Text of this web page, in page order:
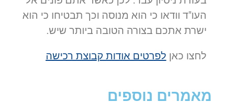
העו"ד וודאו כי הוא מנוסה וכך תבטיחו כי הוא
ישרת אתכם בצורה הטובה ביותר שיש.
לחצו כאן לפרטים אודות קבוצת רכישה
מאמרים נוספים